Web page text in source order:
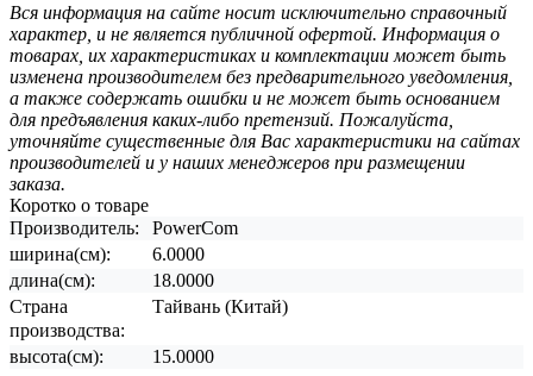
Вся информация на сайте носит исключительно справочный
характер, и не является публичной офертой. Информация о
товарах, их характеристиках и комплектации может быть
изменена производителем без предварительного уведомления,
а также содержать ошибки и не может быть основанием
для предъявления каких-либо претензий. Пожалуйста,
уточняйте существенные для Вас характеристики на сайтах
производителей и у наших менеджеров при размещении
заказа.
Коротко о товаре
Производитель:
PowerCom
ширина(см):
6.0000
длина(см):
18.0000
Страна
производства:
Тайвань (Китай)
высота(см):
15.0000